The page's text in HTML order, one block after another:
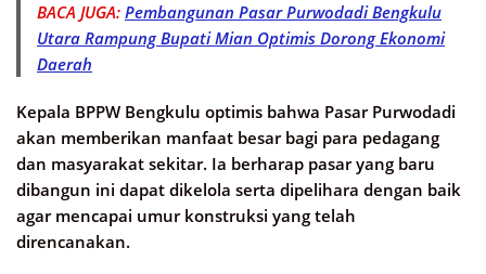
BACA JUGA: Pembangunan Pasar Purwodadi Bengkulu
Utara Rampung Bupati Mian Optimis Dorong Ekonomi
Daerah
Kepala BPPW Bengkulu optimis bahwa Pasar Purwodadi
akan memberikan manfaat besar bagi para pedagang
dan masyarakat sekitar. Ia berharap pasar yang baru
dibangun ini dapat dikelola serta dipelihara dengan baik
agar mencapai umur konstruksi yang telah
direncanakan.